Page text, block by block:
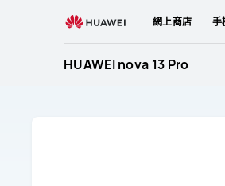
網上商店 手
HUAWEI nova 13 Pro